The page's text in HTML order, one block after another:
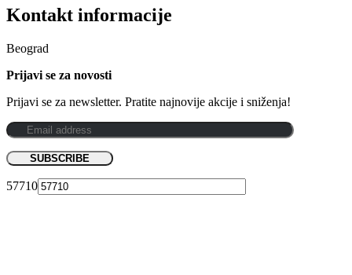
Kontakt informacije
Beograd
Prijavi se za novosti
Prijavi se za newsletter. Pratite najnovije akcije i sniženja!
57710